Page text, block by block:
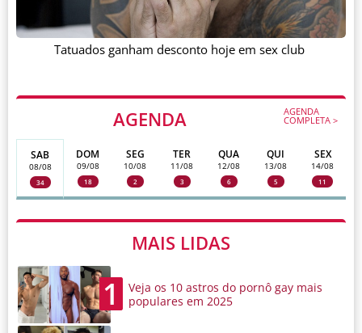
AGENDA AGENDA
COMPLETA >
SAB
08/08
34
DOM
09/08
18
SEG
10/08
2
TER
11/08
3
QUA
12/08
6
QUI
13/08
5
SEX
14/08
11
MAIS LIDAS
1
Veja os 10 astros do pornô gay mais
populares em 2025
Tatuados ganham desconto hoje em sex club